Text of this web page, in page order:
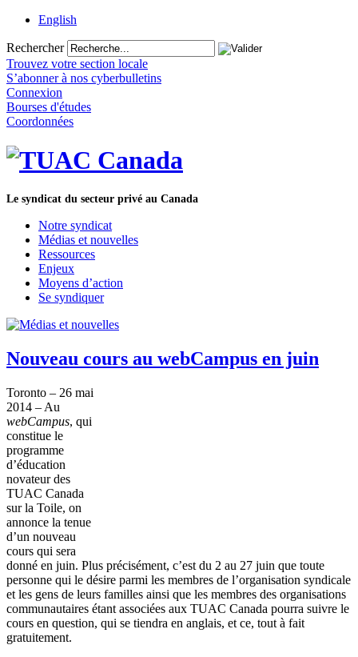
English
Rechercher
Trouvez votre section locale
S’abonner à nos cyberbulletins
Connexion
Bourses d'études
Coordonnées
Le syndicat du secteur privé au Canada
Notre syndicat
Médias et nouvelles
Ressources
Enjeux
Moyens d’action
Se syndiquer
Nouveau cours au webCampus en juin
Toronto – 26 mai
2014 – Au
webCampus, qui
constitue le
programme
d’éducation
novateur des
TUAC Canada
sur la Toile, on
annonce la tenue
d’un nouveau
cours qui sera
donné en juin. Plus précisément, c’est du 2 au 27 juin que toute
personne qui le désire parmi les membres de l’organisation syndicale
et les gens de leurs familles ainsi que les membres des organisations
communautaires étant associées aux TUAC Canada pourra suivre le
cours en question, qui se tiendra en anglais, et ce, tout à fait
gratuitement.